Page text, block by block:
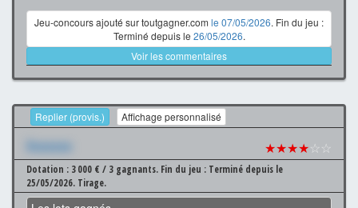
Jeu-concours ajouté sur toutgagner.com le 07/05/2026. Fin du jeu :
Terminé depuis le 26/05/2026.
Voir les commentaires
Replier (provis.) Affichage personnalisé
Xxxxxxx ★★★★☆☆
Dotation : 3 000 € / 3 gagnants. Fin du jeu : Terminé depuis le
25/05/2026. Tirage.